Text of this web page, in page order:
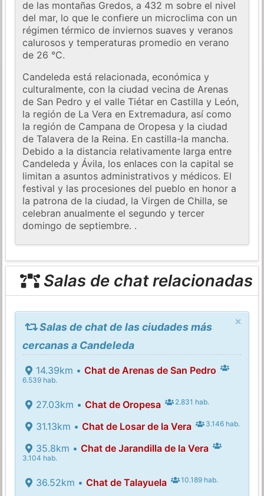
de las montañas Gredos, a 432 m sobre el nivel
del mar, lo que le confiere un microclima con un
régimen térmico de inviernos suaves y veranos
calurosos y temperaturas promedio en verano
de 26 °C.
Candeleda está relacionada, económica y
culturalmente, con la ciudad vecina de Arenas
de San Pedro y el valle Tiétar en Castilla y León,
la región de La Vera en Extremadura, así como
la región de Campana de Oropesa y la ciudad
de Talavera de la Reina. En castilla-la mancha.
Debido a la distancia relativamente larga entre
Candeleda y Ávila, los enlaces con la capital se
limitan a asuntos administrativos y médicos. El
festival y las procesiones del pueblo en honor a
la patrona de la ciudad, la Virgen de Chilla, se
celebran anualmente el segundo y tercer
domingo de septiembre. .
Salas de chat relacionadas
×
Salas de chat de las ciudades más
cercanas a Candeleda
14.39km • Chat de Arenas de San Pedro
6.539 hab.
27.03km • Chat de Oropesa 2.831 hab.
31.13km • Chat de Losar de la Vera 3.146 hab.
35.8km • Chat de Jarandilla de la Vera
3.104 hab.
36.52km • Chat de Talayuela 10.189 hab.